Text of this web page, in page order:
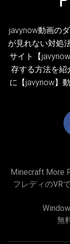
javynow動画の
が見れない対処
サイト【
存する方法を紹
に【javynow】
Minecraft More
フレディのVR
無